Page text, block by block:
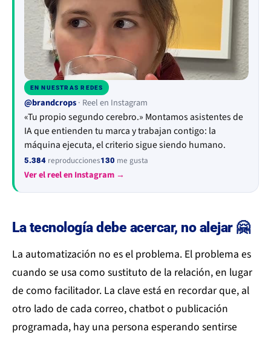
▶
EN NUESTRAS REDES
@brandcrops· Reel en Instagram
«Tu propio segundo cerebro.» Montamos asistentes de
IA que entienden tu marca y trabajan contigo: la
máquina ejecuta, el criterio sigue siendo humano.
5.384 reproducciones130 me gusta
Ver el reel en Instagram →
La tecnología debe acercar, no alejar 🤗
La automatización no es el problema. El problema es
cuando se usa como sustituto de la relación, en lugar
de como facilitador. La clave está en recordar que, al
otro lado de cada correo, chatbot o publicación
programada, hay una persona esperando sentirse